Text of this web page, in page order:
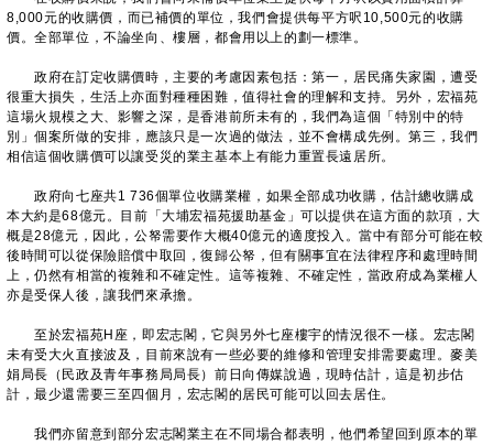
8,000元的收購價，而已補價的單位，我們會提供每平方呎10,500元的收購
價。全部單位，不論坐向、樓層，都會用以上的劃一標準。
政府在訂定收購價時，主要的考慮因素包括：第一，居民痛失家園，遭受
很重大損失，生活上亦面對種種困難，值得社會的理解和支持。另外，宏福苑
這場火規模之大、影響之深，是香港前所未有的，我們為這個「特別中的特
別」個案所做的安排，應該只是一次過的做法，並不會構成先例。第三，我們
相信這個收購價可以讓受災的業主基本上有能力重置長遠居所。
政府向七座共1 736個單位收購業權，如果全部成功收購，估計總收購成
本大約是68億元。目前「大埔宏福苑援助基金」可以提供在這方面的款項，大
概是28億元，因此，公帑需要作大概40億元的適度投入。當中有部分可能在較
後時間可以從保險賠償中取回，復歸公帑，但有關事宜在法律程序和處理時間
上，仍然有相當的複雜和不確定性。這等複雜、不確定性，當政府成為業權人
亦是受保人後，讓我們來承擔。
至於宏福苑H座，即宏志閣，它與另外七座樓宇的情況很不一樣。宏志閣
未有受大火直接波及，目前來說有一些必要的維修和管理安排需要處理。麥美
娟局長（民政及青年事務局局長）前日向傳媒說過，現時估計，這是初步估
計，最少還需要三至四個月，宏志閣的居民可能可以回去居住。
我們亦留意到部分宏志閣業主在不同場合都表明，他們希望回到原本的單